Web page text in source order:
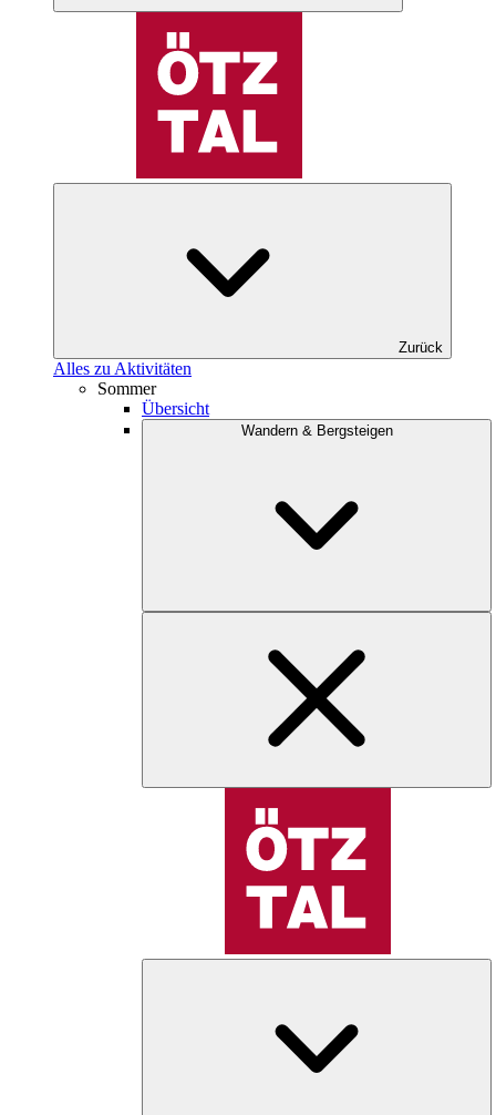
Zurück
Alles zu Aktivitäten
Sommer
Übersicht
Wandern & Bergsteigen